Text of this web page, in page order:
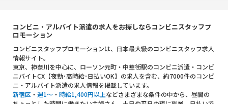
コンビニ・アルバイト派遣の求人をお探しならコンビニスタッフプ
ロモーション
コンビニスタッフプロモーションは、日本最大級のコンビニスタッフ求人
情報サイト。
東京、神奈川を中心に、ローソン元町・中華街駅のコンビニ派遣・コンビ
ニバイトCX【夜勤･高時給･日払いOK】の求人を含む、約7000件のコンビ
ニ・アルバイト派遣の求人情報を掲載しています。
新宿区 ・ 週1～ ・ 時給1,400円以上などさまざまな条件の中から、昼間の